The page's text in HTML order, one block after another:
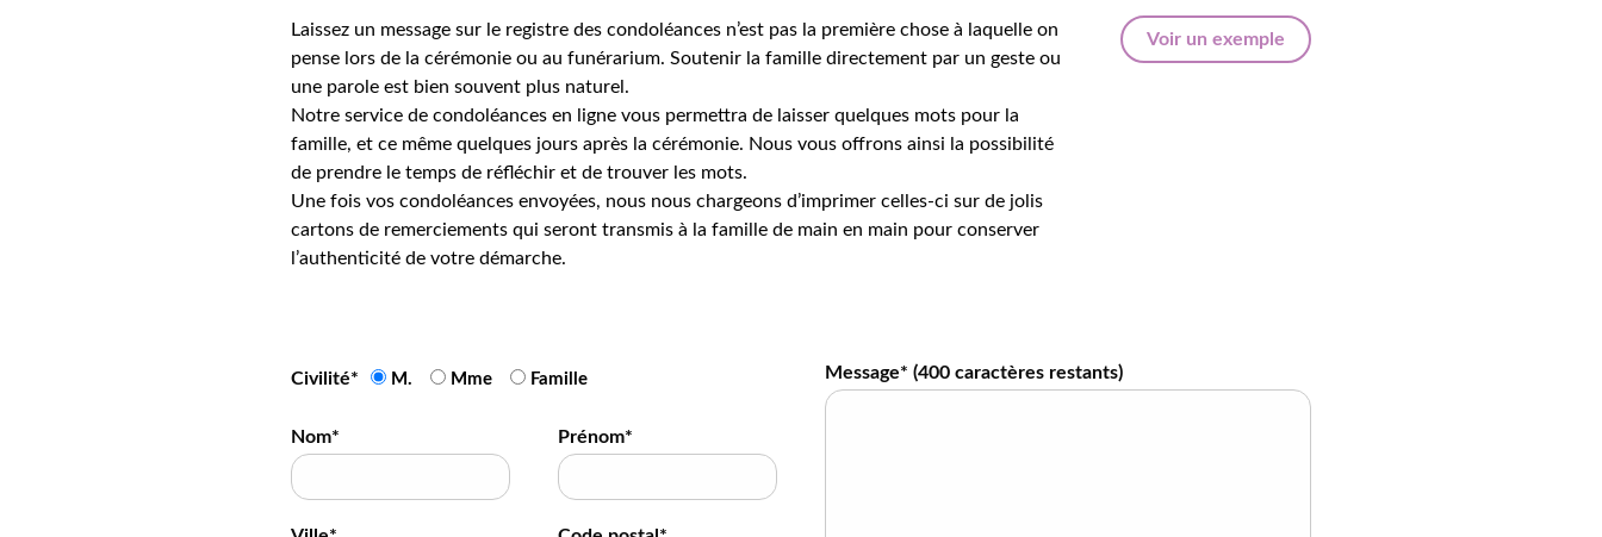
Laissez un message sur le registre des condoléances n’est pas la première chose à laquelle on
pense lors de la cérémonie ou au funérarium. Soutenir la famille directement par un geste ou
une parole est bien souvent plus naturel.
Notre service de condoléances en ligne vous permettra de laisser quelques mots pour la
famille, et ce même quelques jours après la cérémonie. Nous vous offrons ainsi la possibilité
de prendre le temps de réfléchir et de trouver les mots.
Une fois vos condoléances envoyées, nous nous chargeons d’imprimer celles-ci sur de jolis
cartons de remerciements qui seront transmis à la famille de main en main pour conserver
l’authenticité de votre démarche.
Voir un exemple
Civilité* M. Mme Famille
Nom* Prénom*
Message* (400 caractères restants)